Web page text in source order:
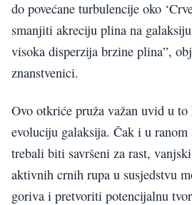
do povećane turbulencije oko
smanjiti akreciju plina na
visoka disperzija brzine plina”,
znanstvenici.
Ovo otkriće pruža važan uvid u
evoluciju galaksija. Čak i u
trebali biti savršeni za rast,
aktivnih crnih rupa u susjedstvu
goriva i pretvoriti potencijalnu